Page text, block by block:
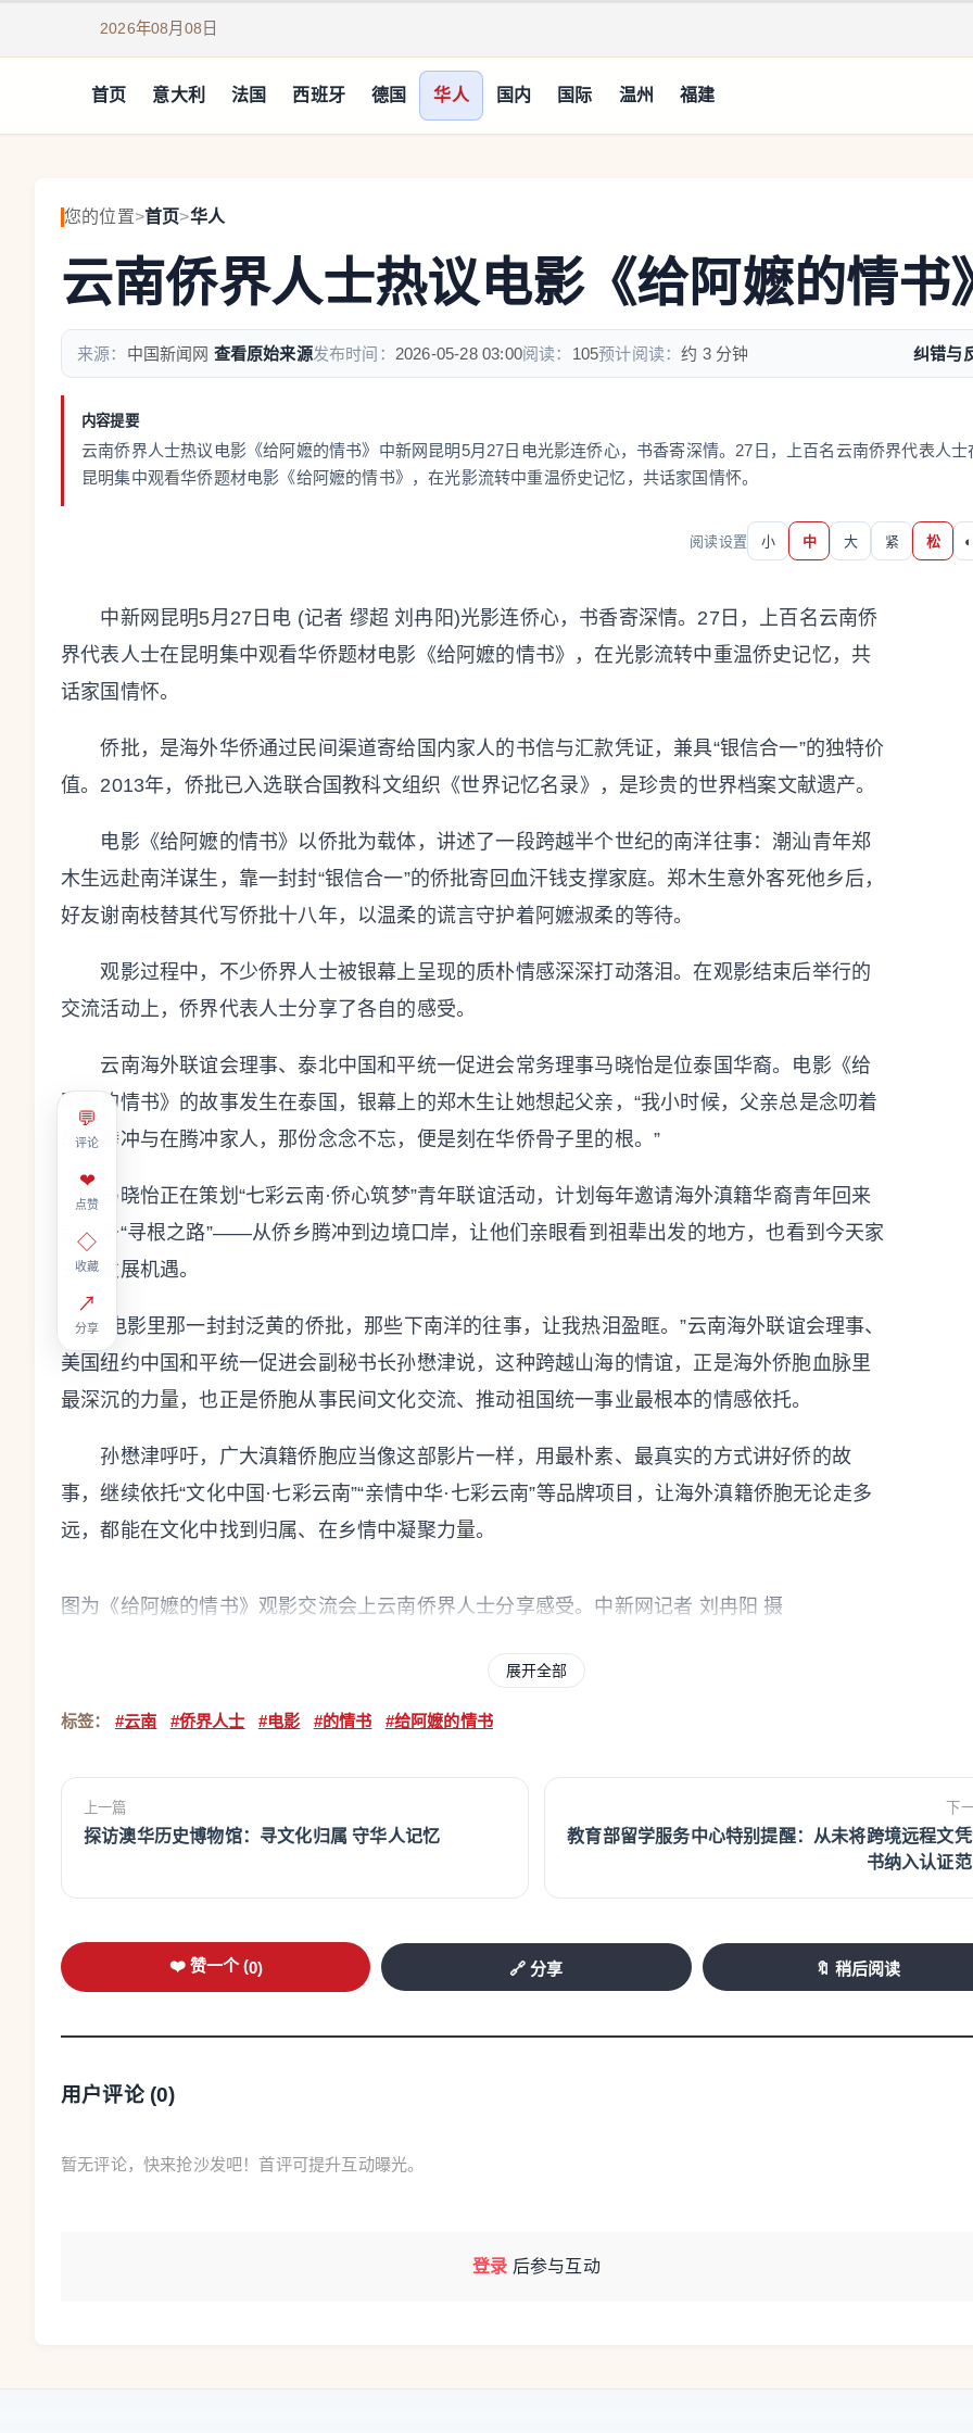
2026年08月08日
首页 意大利 法国 西班牙 德国 华人 国内 国际 温州 福建
您的位置>首页>华人
云南侨界人士热议电影《给阿嬷的情书
来源： 中国新闻网 查看原始来源发布时间： 2026-05-28 03:00阅读： 105预计阅读：约 3 分钟 纠错与
内容提要
云南侨界人士热议电影《给阿嬷的情书》中新网昆明5月27日电光影连侨心，书香寄深情。27日，上百名云南侨界代表人士
昆明集中观看华侨题材电影《给阿嬷的情书》，在光影流转中重温侨史记忆，共话家国情怀。
阅读设置 小 中 大 紧 松 ◐
💬
评论
❤
点赞
◇
收藏
↗
分享
中新网昆明5月27日电 (记者 缪超 刘冉阳)光影连侨心，书香寄深情。27日，上百名云南侨
界代表人士在昆明集中观看华侨题材电影《给阿嬷的情书》，在光影流转中重温侨史记忆，共
话家国情怀。
侨批，是海外华侨通过民间渠道寄给国内家人的书信与汇款凭证，兼具“银信合一”的独特价
值。2013年，侨批已入选联合国教科文组织《世界记忆名录》，是珍贵的世界档案文献遗产。
电影《给阿嬷的情书》以侨批为载体，讲述了一段跨越半个世纪的南洋往事：潮汕青年郑
木生远赴南洋谋生，靠一封封“银信合一”的侨批寄回血汗钱支撑家庭。郑木生意外客死他乡后，
好友谢南枝替其代写侨批十八年，以温柔的谎言守护着阿嬷淑柔的等待。
观影过程中，不少侨界人士被银幕上呈现的质朴情感深深打动落泪。在观影结束后举行的
交流活动上，侨界代表人士分享了各自的感受。
云南海外联谊会理事、泰北中国和平统一促进会常务理事马晓怡是位泰国华裔。电影《给
阿嬷的情书》的故事发生在泰国，银幕上的郑木生让她想起父亲，“我小时候，父亲总是念叨着
故乡腾冲与在腾冲家人，那份念念不忘，便是刻在华侨骨子里的根。”
马晓怡正在策划“七彩云南·侨心筑梦”青年联谊活动，计划每年邀请海外滇籍华裔青年回来
走一条“寻根之路”——从侨乡腾冲到边境口岸，让他们亲眼看到祖辈出发的地方，也看到今天家
乡的发展机遇。
“电影里那一封封泛黄的侨批，那些下南洋的往事，让我热泪盈眶。”云南海外联谊会理事、
美国纽约中国和平统一促进会副秘书长孙懋津说，这种跨越山海的情谊，正是海外侨胞血脉里
最深沉的力量，也正是侨胞从事民间文化交流、推动祖国统一事业最根本的情感依托。
孙懋津呼吁，广大滇籍侨胞应当像这部影片一样，用最朴素、最真实的方式讲好侨的故
事，继续依托“文化中国·七彩云南”“亲情中华·七彩云南”等品牌项目，让海外滇籍侨胞无论走多
远，都能在文化中找到归属、在乡情中凝聚力量。
图为《给阿嬷的情书》观影交流会上云南侨界人士分享感受。中新网记者 刘冉阳 摄
当天，在昆明华文学校就读的缅甸华裔青年黄晓雪深情朗诵了其亲笔写下的《给祖籍国的
她在信中写下：在世界各地，一代代华文教师以简陋的条件，用微薄的力量，守护着中华
文化的火种。他们或许没有惊天动地的伟业，但正是这份坚守，让“床前明月光”在异国他乡依然
朗朗上口，让“人之初，性本善”在五湖四海依然声声入耳……我们深知自己肩负的使命，学习的
不只是华文教育教学教法，更是在学习如何成为一根“接力棒”——把祖辈带出来的文化火种，传
递给下一代华裔孩子。
云南是中国五大侨乡之一，据不完全统计，云南籍港澳台同胞和海外侨胞有200多万人，广
泛分布于全球70多个国家和地区，尤以东南亚地区最为集中。
“我们整理云南侨批时，发现了不少故事是用傣文、缅文混写的。”云南省社会科学院研究员
的差异化亮点在于沿边与跨境，“这是独特的跨文化见证，我们也希望将之制作成为‘云南侨乡故
展开全部
标签： #云南 #侨界人士 #电影 #的情书 #给阿嬷的情书
上一篇
探访澳华历史博物馆：寻文化归属 守华人记忆
下
教育部留学服务中心特别提醒：从未将跨境远程文
书纳入认证
❤️ 赞一个 (0) 🔗 分享 🔖 稍后阅读
用户评论 (0)
暂无评论，快来抢沙发吧！首评可提升互动曝光。
登录 后参与互动